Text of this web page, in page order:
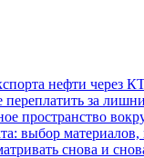
нефти через
за
пространство
выбор
снова и